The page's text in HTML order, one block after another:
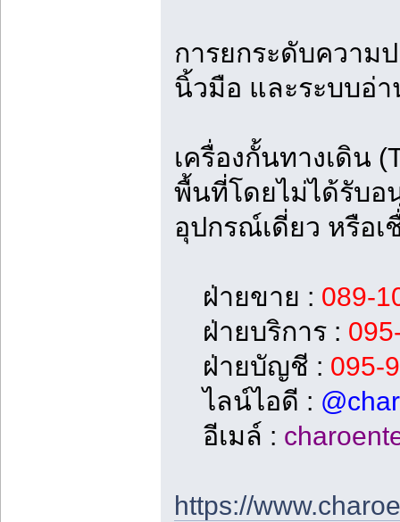
การยกระดับความ
นิ้วมือ และระบบอ่า
เครื่องกั้นทางเดิน
พื้นที่โดยไม่ได้รับอ
อุปกรณ์เดี่ยว หรือ
ฝ่ายขาย : 089-
ฝ่ายบริการ :
ฝ่ายบัญชี : 095-
ไลน์ไอดี :
อีเมล์ :
https://